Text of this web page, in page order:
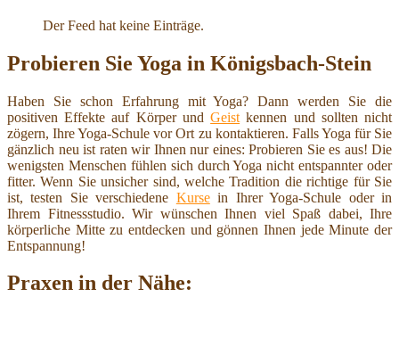
Der Feed hat keine Einträge.
Probieren Sie Yoga in Königsbach-Stein
Haben Sie schon Erfahrung mit Yoga? Dann werden Sie die
positiven Effekte auf Körper undGeist kennen und sollten nicht
zögern, Ihre Yoga-Schule vor Ort zu kontaktieren. Falls Yoga für Sie
gänzlich neu ist raten wir Ihnen nur eines: Probieren Sie es aus! Die
wenigsten Menschen fühlen sich durch Yoga nicht entspannter oder
fitter. Wenn Sie unsicher sind, welche Tradition die richtige für Sie
ist, testen Sie verschiedene Kursein Ihrer Yoga-Schule oder in
Ihrem Fitnessstudio. Wir wünschen Ihnen viel Spaß dabei, Ihre
körperliche Mitte zu entdecken und gönnen Ihnen jede Minute der
Entspannung!
Praxen in der Nähe: